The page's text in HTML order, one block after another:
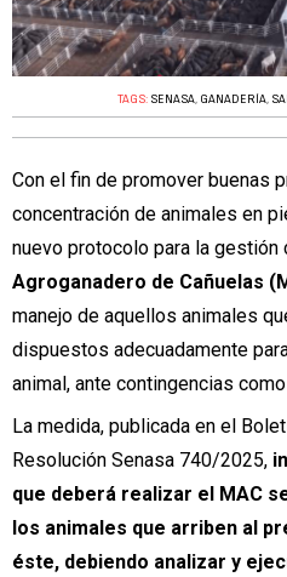
TAGS: SENASA, GANADERÍA,
Con el fin de promover buenas
concentración de animales en
nuevo protocolo para la gestión
Agroganadero de Cañuelas
manejo de aquellos animales
dispuestos adecuadamente
animal, ante contingencias
La medida, publicada en el
Resolución Senasa 740/2025,
que deberá realizar el MAC
los animales que arriben al
éste, debiendo analizar y